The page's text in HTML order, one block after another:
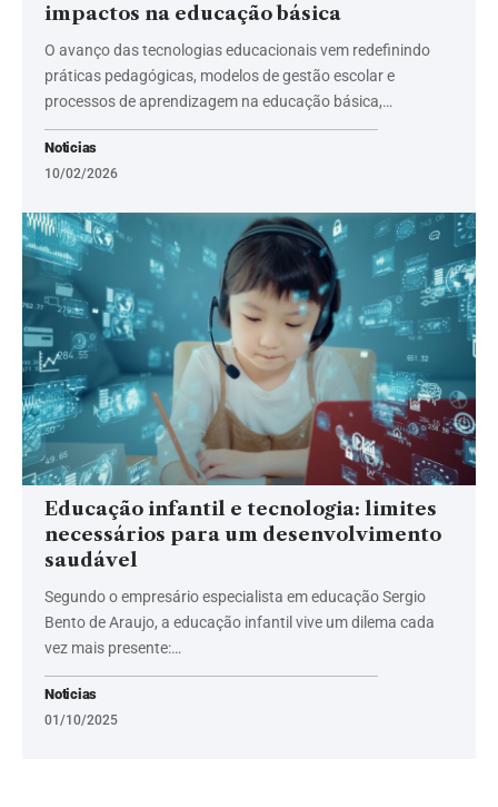
impactos na educação básica
O avanço das tecnologias educacionais vem redefinindo
práticas pedagógicas, modelos de gestão escolar e
processos de aprendizagem na educação básica,…
Noticias
10/02/2026
Educação infantil e tecnologia: limites
necessários para um desenvolvimento
saudável
Segundo o empresário especialista em educação Sergio
Bento de Araujo, a educação infantil vive um dilema cada
vez mais presente:…
Noticias
01/10/2025